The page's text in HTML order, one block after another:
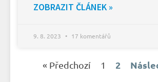
ZOBRAZIT ČLÁNEK »
9. 8. 2023 17 komentářů
« Předchozí 1 2